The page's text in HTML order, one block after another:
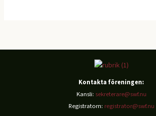
Kontakta föreningen:
Kansli: sekreterare@swf.nu
Registratorn: registrator@swf.nu